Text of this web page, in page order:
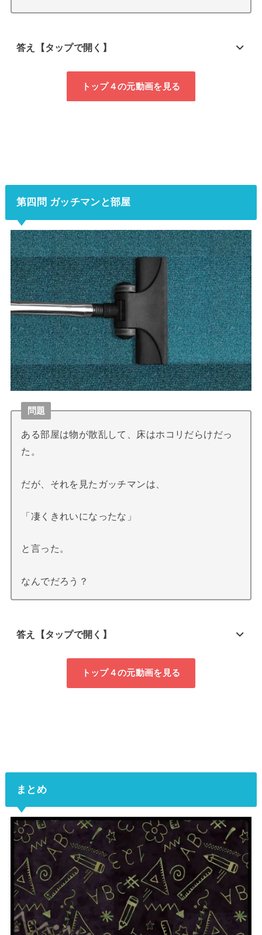
答え【タップで開く】
トップ４の元動画を見る
第四問 ガッチマンと部屋
問題
ある部屋は物が散乱して、床はホコリだらけだっ
た。
だが、それを見たガッチマンは、
「凄くきれいになったな」
と言った。
なんでだろう？
答え【タップで開く】
トップ４の元動画を見る
まとめ